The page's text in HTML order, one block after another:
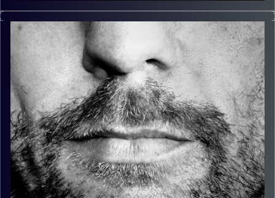
זיפים, מוזיקה מחוספסת של הופעות חיות. הרבה ג'אם, רוק,
בלוז, bluegrass, ג'אז, Fאנק, פרוגרסיב ואפילו אלקטרוניקה.
כל מה שחי, אמיתי ונושם.
עם שמוליק רגב.
קרדיט תמונות: David Goehring